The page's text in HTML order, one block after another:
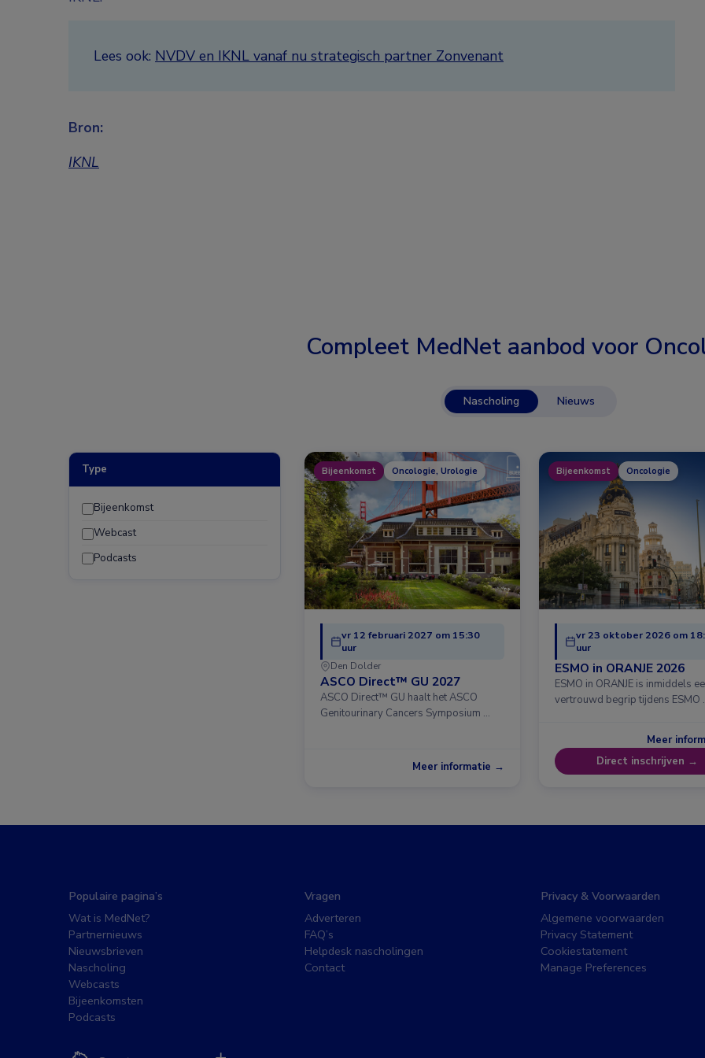
Lees ook: NVDV en IKNL vanaf nu strategisch partner Zonvenant
Bron:
IKNL
Compleet MedNet aanbod voor
Nascholing Nieuws
Type
Bijeenkomst
Webcast
Podcasts
Bijeenkomst Oncologie, Urologie
vr 12 februari 2027 om 15:30
uur
Den Dolder
ASCO Direct™ GU 2027
ASCO Direct™ GU haalt het ASCO
Genitourinary Cancers Symposium …
Meer informatie →
Bijeenkomst Oncologie
vr 23 oktober 2026 om
uur
ESMO in ORANJE 2026
ESMO in ORANJE is inmiddels
vertrouwd begrip tijdens ESMO
Meer
Direct inschrijven →
Populaire pagina’s
Wat is MedNet?
Partnernieuws
Nieuwsbrieven
Nascholing
Webcasts
Bijeenkomsten
Podcasts
Vragen
Adverteren
FAQ’s
Helpdesk nascholingen
Contact
Privacy & Voorwaarden
Algemene voorwaarden
Privacy Statement
Cookiestatement
Manage Preferences